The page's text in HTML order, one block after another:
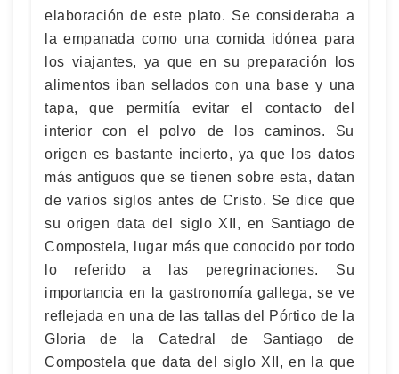
elaboración de este plato. Se consideraba a
la empanada como una comida idónea para
los viajantes, ya que en su preparación los
alimentos iban sellados con una base y una
tapa, que permitía evitar el contacto del
interior con el polvo de los caminos. Su
origen es bastante incierto, ya que los datos
más antiguos que se tienen sobre esta, datan
de varios siglos antes de Cristo. Se dice que
su origen data del siglo XII, en Santiago de
Compostela, lugar más que conocido por todo
lo referido a las peregrinaciones. Su
importancia en la gastronomía gallega, se ve
reflejada en una de las tallas del Pórtico de la
Gloria de la Catedral de Santiago de
Compostela que data del siglo XII, en la que